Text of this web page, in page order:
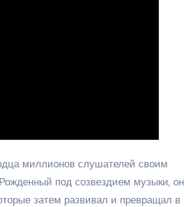
миллионов слушателей своим
под созвездием музыки,
затем развивал и превращал в